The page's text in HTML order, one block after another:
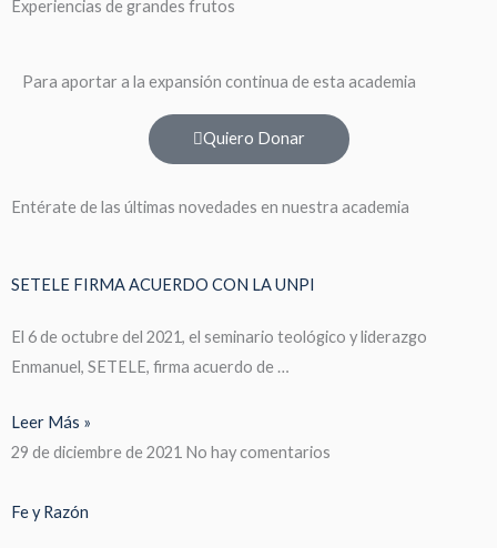
Experiencias de grandes frutos
Para aportar a la expansión continua de esta academia
Quiero Donar
Entérate de las últimas novedades en nuestra academia
SETELE FIRMA ACUERDO CON LA UNPI
El 6 de octubre del 2021, el seminario teológico y liderazgo
Enmanuel, SETELE, firma acuerdo de …
Leer Más »
29 de diciembre de 2021 No hay comentarios
Fe y Razón